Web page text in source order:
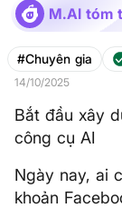
M.AI tóm
#Chuyên gia
14/10/2025
Bắt đầu xây
công cụ AI
Ngày nay, ai
khoản